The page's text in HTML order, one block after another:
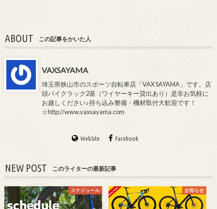
ABOUT この記事をかいた人
VAXSAYAMA
埼玉県狭山市のスポーツ自転車店「VAX SAYAMA」です。店
頭バイクラック2基（ワイヤーキー貸出あり）是非お気軽に
お越しください♪持ち込み整備・機材取付大歓迎です！
☆http://www.vaxsayama.com
WebSite Facebook
NEW POST このライターの最新記事
スケジュール お知らせ